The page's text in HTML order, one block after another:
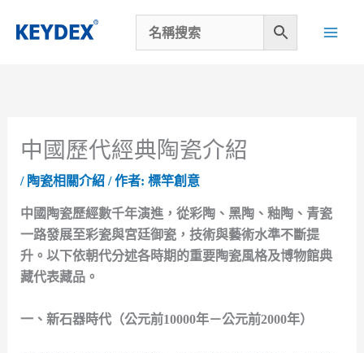
中國歷代經典陶瓷介紹
/ 陶瓷相關介紹/ 作者: 標竿創意
中國陶瓷歷經數千年演進，從彩陶、黑陶、釉陶、青瓷
一路發展至彩瓷與宮廷御瓷，技術與藝術水準不斷提
升。以下依朝代分述各時期的重要陶瓷風格及博物館典
藏代表藏品。
一、新石器時代（公元前10000年－公元前2000年）